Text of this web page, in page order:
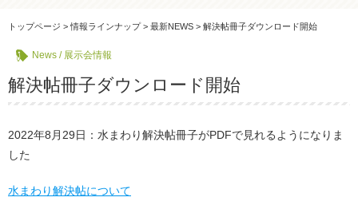
トップページ > 情報ラインナップ> 最新NEWS > 解決帖冊子ダウンロード開始
News / 展示会情報
解決帖冊子ダウンロード開始
2022年8月29日：水まわり解決帖冊子がPDFで見れるようになりま
した
水まわり解決帖について